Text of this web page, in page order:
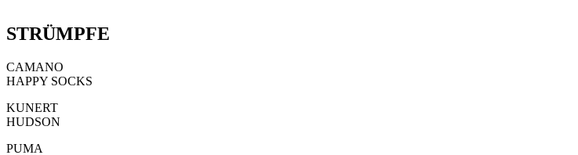
STRÜMPFE
CAMANO
HAPPY SOCKS
KUNERT
HUDSON
PUMA